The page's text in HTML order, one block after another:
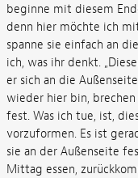
beginne mit diesem
denn hier möchte ich
spanne sie einfach an
ich, was ihr denkt.
er sich an die
wieder hier bin, brechen
fest. Was ich tue, ist,
vorzuformen. Es ist
sie an der Außenseite
Mittag essen,